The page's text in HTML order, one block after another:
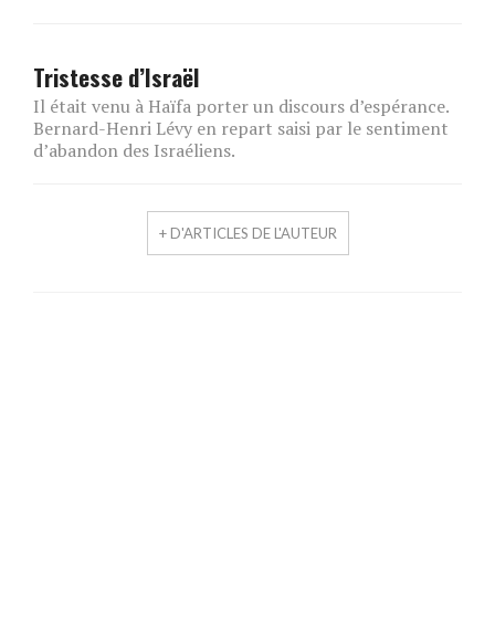
Tristesse d’Israël
Il était venu à Haïfa porter un discours d’espérance.
Bernard-Henri Lévy en repart saisi par le sentiment
d’abandon des Israéliens.
+ D'ARTICLES DE L'AUTEUR